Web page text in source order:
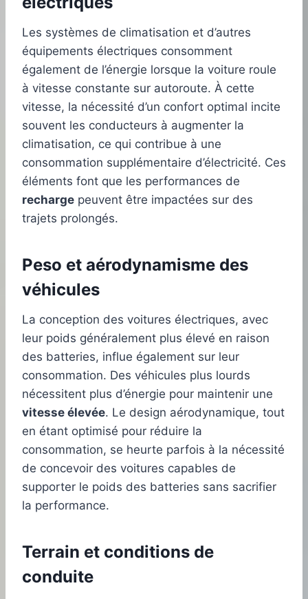
Les systèmes de climatisation et d’autres
équipements électriques consomment
également de l’énergie lorsque la voiture roule
à vitesse constante sur autoroute. À cette
vitesse, la nécessité d’un confort optimal incite
souvent les conducteurs à augmenter la
climatisation, ce qui contribue à une
consommation supplémentaire d’électricité. Ces
éléments font que les performances de
recharge peuvent être impactées sur des
trajets prolongés.
Peso et aérodynamisme des
véhicules
La conception des voitures électriques, avec
leur poids généralement plus élevé en raison
des batteries, influe également sur leur
consommation. Des véhicules plus lourds
nécessitent plus d’énergie pour maintenir une
vitesse élevée. Le design aérodynamique, tout
en étant optimisé pour réduire la
consommation, se heurte parfois à la nécessité
de concevoir des voitures capables de
supporter le poids des batteries sans sacrifier
la performance.
Terrain et conditions de
conduite